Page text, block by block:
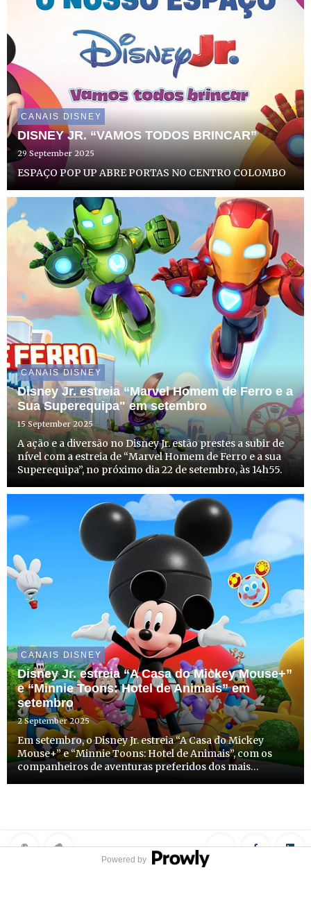
CANAIS DISNEY
DISNEY JR. “VAMOS TODOS BRINCAR”
29 September 2025
ESPAÇO POP UP ABRE PORTAS NO CENTRO COLOMBO
CANAIS DISNEY
Disney Jr. estreia “Marvel Homem de Ferro e a
Sua Superequipa" em setembro
15 September 2025
A ação e a diversão no Disney Jr. estão prestes a subir de
nível com a estreia de “Marvel Homem de Ferro e a sua
Superequipa”, no próximo dia 22 de setembro, às 14h55.
CANAIS DISNEY
Disney Jr. estreia “A Casa do Mickey Mouse+”
e “Minnie Toons: Hotel de Animais” em
setembro
2 September 2025
Em setembro, o Disney Jr. estreia “A Casa do Mickey
Mouse+” e “Minnie Toons: Hotel de Animais”, com os
companheiros de aventuras preferidos dos mais
Powered by